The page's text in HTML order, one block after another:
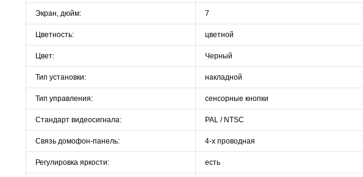
Экран, дюйм: 7
Цветность: цветной
Цвет: Черный
Тип установки: накладной
Тип управления: сенсорные кнопки
Стандарт видеосигнала: PAL / NTSC
Связь домофон-панель: 4-х проводная
Регулировка яркости: есть